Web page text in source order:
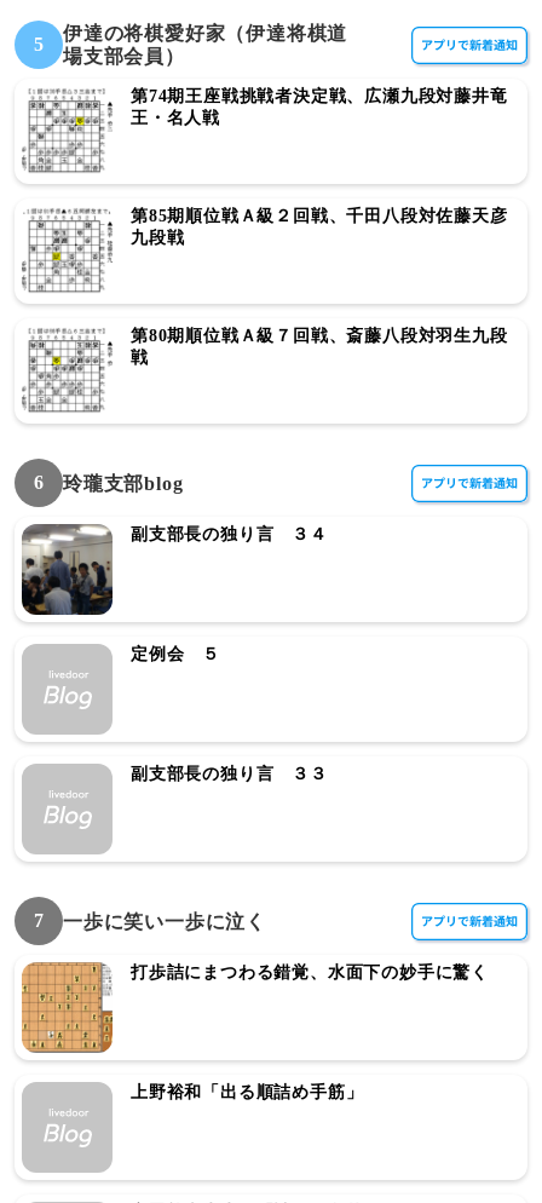
5
伊達の将棋愛好家（伊達将棋道
場支部会員）
第74期王座戦挑戦者決定戦、広瀬九段対藤井竜
王・名人戦
第85期順位戦Ａ級２回戦、千田八段対佐藤天彦
九段戦
第80期順位戦Ａ級７回戦、斎藤八段対羽生九段
戦
6 玲瓏支部blog
副支部長の独り言 ３４
定例会 ５
副支部長の独り言 ３３
7 一歩に笑い一歩に泣く
打歩詰にまつわる錯覚、水面下の妙手に驚く
上野裕和「出る順詰め手筋」